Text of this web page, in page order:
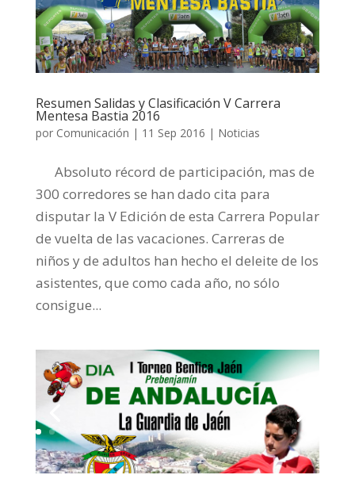
Resumen Salidas y Clasificación V Carrera
Mentesa Bastia 2016
por Comunicación | 11 Sep 2016 | Noticias
Absoluto récord de participación, mas de
300 corredores se han dado cita para
disputar la V Edición de esta Carrera Popular
de vuelta de las vacaciones. Carreras de
niños y de adultos han hecho el deleite de los
asistentes, que como cada año, no sólo
consigue...